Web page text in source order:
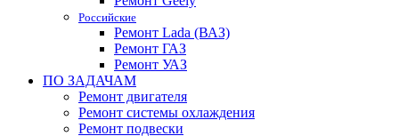
Российские
Ремонт Lada (ВАЗ)
Ремонт ГАЗ
Ремонт УАЗ
ПО ЗАДАЧАМ
Ремонт двигателя
Ремонт системы охлаждения
Ремонт подвески